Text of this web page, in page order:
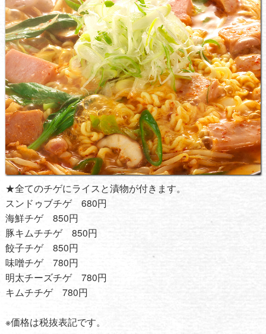
★全てのチゲにライスと漬物が付きます。
スンドゥブチゲ 680円
海鮮チゲ 850円
豚キムチチゲ 850円
餃子チゲ 850円
味噌チゲ 780円
明太チーズチゲ 780円
キムチチゲ 780円
※価格は税抜表記です。